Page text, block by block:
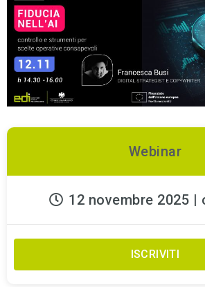
Webinar
12 novembre 2025 |
ISCRIVITI